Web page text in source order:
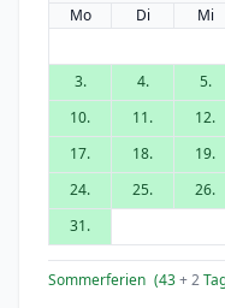
Mo Di Mi
3.
4. 5.
10.
11. 12.
17.
18. 19.
24.
25. 26.
31.
Sommerferien (43+ 2